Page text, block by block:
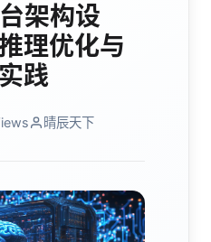
架构设
理优化与
践
晴辰天下